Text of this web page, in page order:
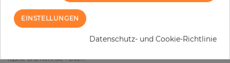
MUSTER BESTELLEN
Bitte bedenken Sie, dass es aufgrund unterschiedlicher
Bildschirmeinstellungen zu Abweichungen vom Originalfarbton leicht
Tapete und nicht die Farben.
EINSTELLUNGEN
Datenschutz- und Cookie-Richtlinie